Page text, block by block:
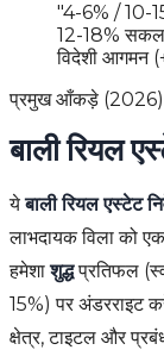
"4-6% / 10-
12-18% सकल
विदेशी आगमन
प्रमुख आँकड़े (2026)
बाली रियल
येबाली रियल एस्टेट
लाभदायक विला को
हमेशाशुद्धप्रतिफल
15%) पर अंडरराइट
क्षेत्र, टाइटल और